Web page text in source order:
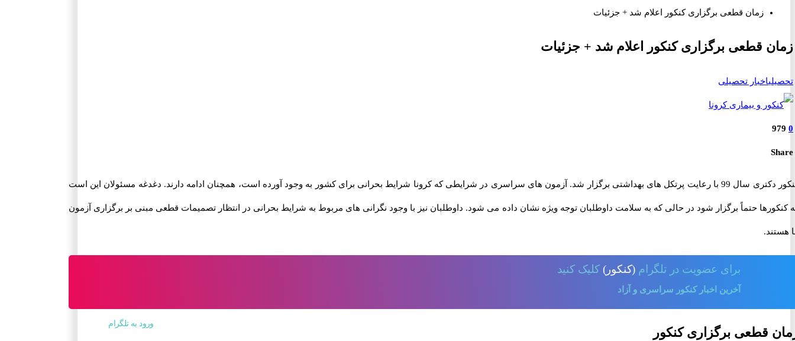
زمان قطعی برگزاری کنکور اعلام شد + جزئیات
زمان قطعی برگزاری کنکور اعلام شد + جزئیات
تحصیلیاخبار تحصیلی
0
979
Share
کنکور دکتری سال 99 با رعایت پرتکل های بهداشتی برگزار شد. آزمون های سراسری در شرایطی که کرونا شرایط بحرانی برای کشور به وجود آورده است، همچنان ادامه دارند. دغدغه مسئولان این است
کنکورها حتماً برگزار شود در حالی که به سلامت داوطلبان توجه ویژه نشان داده می شود. داوطلبان نیز با وجود نگرانی های مربوط به شرایط بحرانی در انتظار تصمیمات قطعی مبنی بر برگزاری آزمون
هستند.
برای عضویت در تلگرام (کنکور) کلیک کنید
آخرین اخبار کنکور سراسری و آزاد
ورود به تلگرام
قطعی برگزاری کنکور